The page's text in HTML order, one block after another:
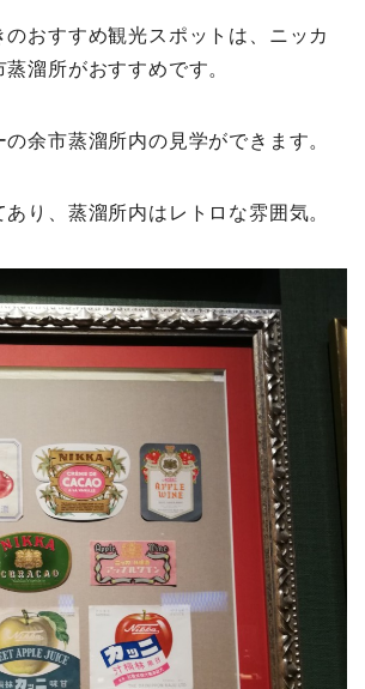
おすすめ観光スポットは、ニッカ
溜所がおすすめです。
余市蒸溜所内の見学ができます。
り、蒸溜所内はレトロな雰囲気。